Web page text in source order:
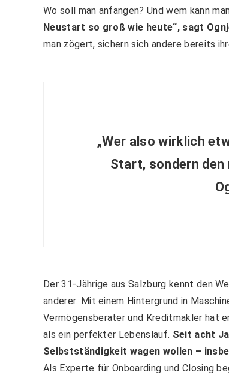
Wo soll man anfangen? Und wem kann
Neustart so groß wie heute“, sagt
man zögert, sichern sich andere bereits
„Wer also wirklich
Start, sondern
Der 31-Jährige aus Salzburg kennt den
anderer: Mit einem Hintergrund in
Vermögensberater und Kreditmakler hat
als ein perfekter Lebenslauf. Seit acht
Selbstständigkeit wagen wollen –
Als Experte für Onboarding und Closing